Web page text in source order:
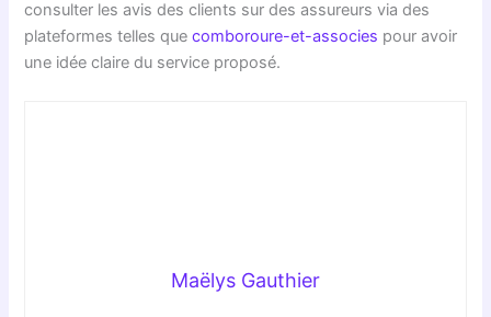
consulter les avis des clients sur des assureurs via des
plateformes telles quecomboroure-et-associes pour avoir
une idée claire du service proposé.
Maëlys Gauthier